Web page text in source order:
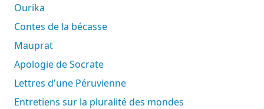
Ourika
Contes de la bécasse
Mauprat
Apologie de Socrate
Lettres d'une Péruvienne
Entretiens sur la pluralité des mondes